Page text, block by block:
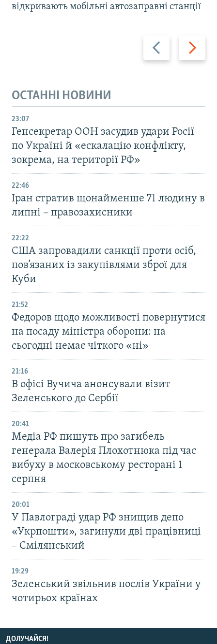
Назад Вперед
відкривають мобільні автозаправні станції
ОСТАННІ НОВИНИ
23:07
Генсекретар ООН засудив удари Росії
по Україні й «ескалацію конфлікту,
зокрема, на території РФ»
22:46
Іран стратив щонайменше 71 людину в
липні – правозахисники
22:22
США запровадили санкції проти осіб,
пов’язаних із закупівлями зброї для
Куби
21:52
Федоров щодо можливості повернутися
на посаду міністра оборони: на
сьогодні немає чіткого «ні»
21:16
В офісі Вучича анонсували візит
Зеленського до Сербії
20:41
Медіа РФ пишуть про загибель
генерала Валерія Плохотнюка під час
вибуху в московському ресторані 1
серпня
20:01
У Павлограді удар РФ знищив депо
«Укрпошти», загинули дві працівниці
– Смілянський
19:29
Зеленський звільнив послів України у
чотирьох країнах
ДОЛУЧАЙСЯ!